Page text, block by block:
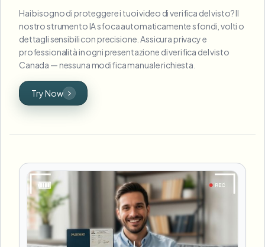
Hai bisogno di proteggere i tuoi video di verifica del visto? Il
nostro strumento IA sfoca automaticamente sfondi, volti o
dettagli sensibili con precisione. Assicura privacy e
professionalità in ogni presentazione di verifica del visto
Canada — nessuna modifica manuale richiesta.
Try Now